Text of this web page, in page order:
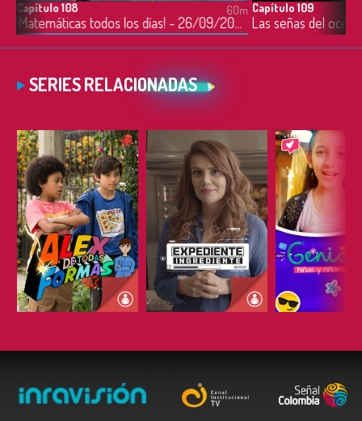
Capítulo 108
¡Matemáticas todos los días! - 26/09/2023
60m Capítulo 109
Las señas del
SERIES RELACIONADAS
ESCUCHAR ESCUCHAR